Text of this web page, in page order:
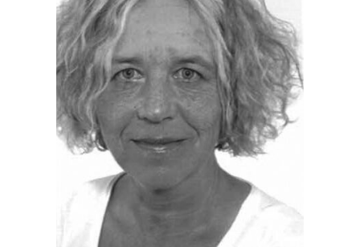
REISEMAGAZINE
THEMEN
ANGEBOTE